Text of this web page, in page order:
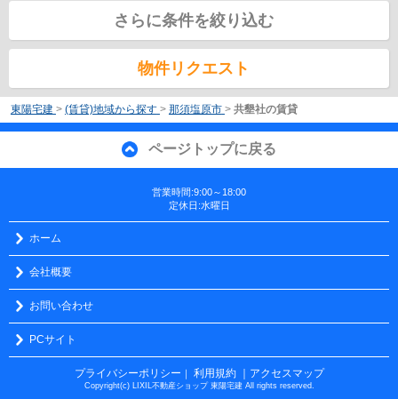
さらに条件を絞り込む
物件リクエスト
東陽宅建 > (賃貸)地域から探す > 那須塩原市 > 共墾社の賃貸
ページトップに戻る
営業時間:9:00～18:00
定休日:水曜日
ホーム
会社概要
お問い合わせ
PCサイト
プライバシーポリシー ｜ 利用規約 ｜アクセスマップ
Copyright(c) LIXIL不動産ショップ 東陽宅建 All rights reserved.